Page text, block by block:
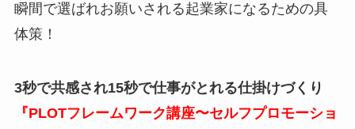
瞬間で選ばれお願いされる起業家になるための具
体策！
3秒で共感され15秒で仕事がとれる仕掛けづくり
『PLOTフレームワーク講座〜セルフプロモーショ